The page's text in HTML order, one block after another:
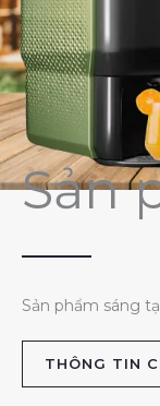
Sản
Sản phẩm sáng
THÔNG TIN